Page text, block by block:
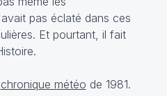
pas éclaté dans ces
Et pourtant, il fait
chronique météo de 1981.